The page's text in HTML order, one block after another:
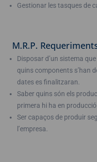
Gestionar les tasques de
M.R.P.
Disposar d’un sistema
quins components s’han
dates es finalitzaran.
Saber quins són els
primera hi ha en
Ser capaços de produir
l’empresa.